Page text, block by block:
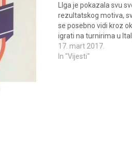
LIga je pokazala svu
rezultatskog motiva,
se posebno vidi kroz
igrati na turnirima u
odlično odigrali prvi dio…
17. mart 2017.
In "Vijesti"